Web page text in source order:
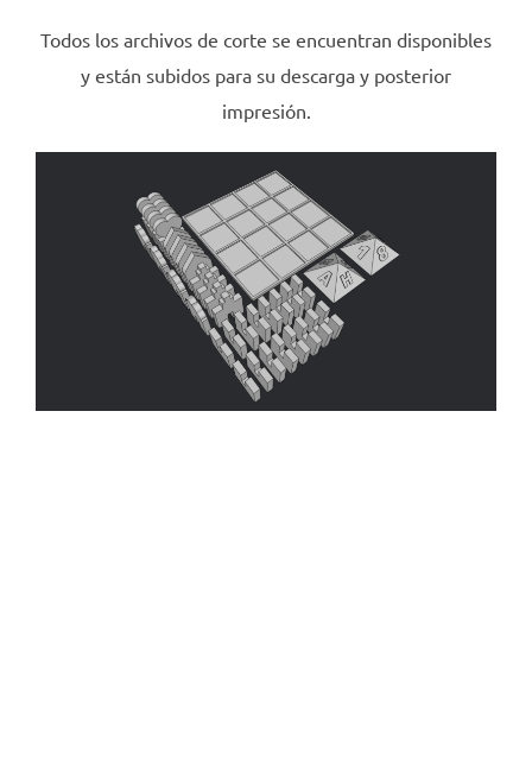
Todos los archivos de corte se encuentran disponibles
y están subidos para su descarga y posterior
impresión.